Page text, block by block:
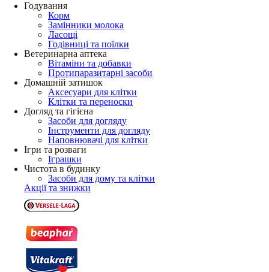
Годування
Корм
Замінники молока
Ласощі
Годівниці та поїлки
Ветеринарна аптека
Вітаміни та добавки
Протипаразитарні засоби
Домашній затишок
Аксесуари для клітки
Клітки та переноски
Догляд та гігієна
Засоби для догляду
Інструменти для догляду
Наповнювачі для клітки
Ігри та розваги
Іграшки
Чистота в будинку
Засоби для дому та клітки
Акції та знижки